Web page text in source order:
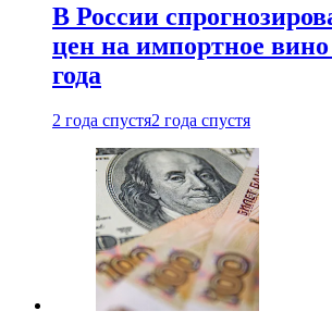
В России
цен на импортное
года
2 года спустя2 года спустя